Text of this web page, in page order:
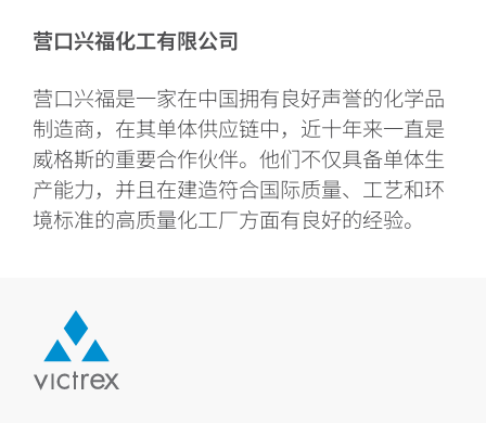
营口兴福化工有限公司
营口兴福是一家在中国拥有良好声誉的化学品
制造商，在其单体供应链中，近十年来一直是
威格斯的重要合作伙伴。他们不仅具备单体生
产能力，并且在建造符合国际质量、工艺和环
境标准的高质量化工厂方面有良好的经验。